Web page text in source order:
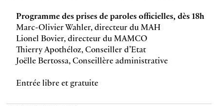
Programme des prises de paroles officielles, dès 18h
Marc-Olivier Wahler, directeur du MAH
Lionel Bovier, directeur du MAMCO
Thierry Apothéloz, Conseiller d’Etat
Joëlle Bertossa, Conseillère administrative
Entrée libre et gratuite